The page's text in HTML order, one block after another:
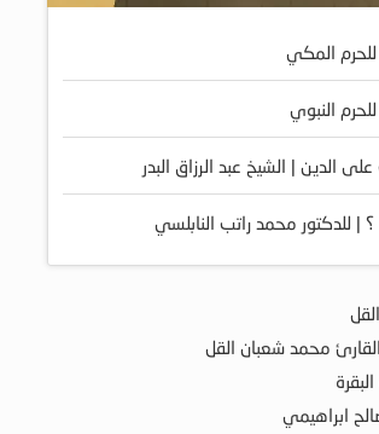
للحرم المكي
النبوي
الدين | الشيخ عبد الرزاق البدر
| للدكتور محمد راتب النابلسي
محمد شعبان القل
ابراهيمي